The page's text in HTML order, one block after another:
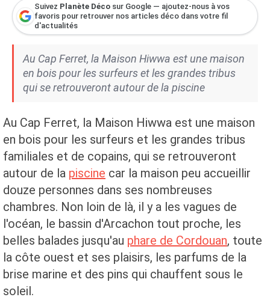
Suivez Planète Déco sur Google — ajoutez-nous à vos
favoris pour retrouver nos articles déco dans votre fil
d'actualités
Au Cap Ferret, la Maison Hiwwa est une maison
en bois pour les surfeurs et les grandes tribus
qui se retrouveront autour de la piscine
Au Cap Ferret, la Maison Hiwwa est une maison
en bois pour les surfeurs et les grandes tribus
familiales et de copains, qui se retrouveront
autour de la piscine car la maison peu accueillir
douze personnes dans ses nombreuses
chambres. Non loin de là, il y a les vagues de
l'océan, le bassin d'Arcachon tout proche, les
belles balades jusqu'au phare de Cordouan, toute
la côte ouest et ses plaisirs, les parfums de la
brise marine et des pins qui chauffent sous le
soleil.